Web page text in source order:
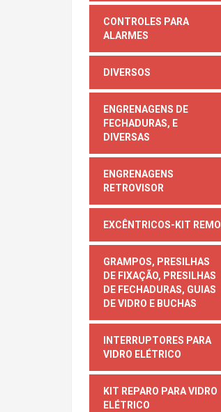
CONTROLES PARA
ALARMES
DIVERSOS
ENGRENAGENS DE
FECHADURAS, E
DIVERSAS
ENGRENAGENS
RETROVISOR
EXCÊNTRICOS-KIT REMO
GRAMPOS, PRESILHAS
DE FIXAÇÃO, PRESILHAS
DE FECHADURAS, GUIAS
DE VIDRO E BUCHAS
INTERRUPTORES PARA
VIDRO ELÉTRICO
KIT REPARO PARA VIDRO
ELÉTRICO